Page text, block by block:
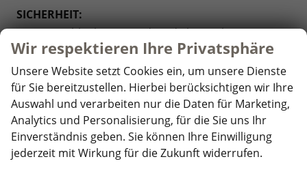
SICHERHEIT:
(EM2) Ablenkungs- und Müdigkeitserkennung
(4UF) Airbags für Fahrer und Beifahrer, mit
Beifahrer-Airbag-Deaktivierung
(8J3) Notbremsassistent ""Front Assist"" mit
Fußgänger- und Radfahrererkennung
(6C6) Seiten- und Kopfairbag für Fahrer und
Beifahrer, Kopfairbags für die äußeren Sitzplätze
hinten und Mittenairbag vorn
Wir respektieren Ihre Privatsphäre
Unsere Website setzt Cookies ein, um unsere Dienste
für Sie bereitzustellen. Hierbei berücksichtigen wir Ihre
Auswahl und verarbeiten nur die Daten für Marketing,
Analytics und Personalisierung, für die Sie uns Ihr
Einverständnis geben. Sie können Ihre Einwilligung
jederzeit mit Wirkung für die Zukunft widerrufen.